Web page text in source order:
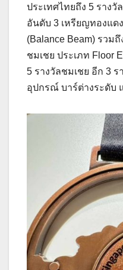
ประเทศไทยถึง 5 ราง
อันดับ 3 เหรียญทองแด
(Balance Beam) รวม
ชมเชย ประเภท Floor
5 รางวัลชมเชย อีก 3
อุปกรณ์ บาร์ต่างระดับ